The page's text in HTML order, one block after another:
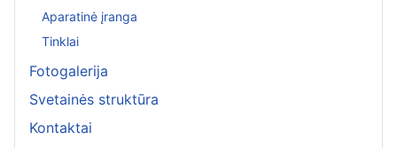
Aparatinė įranga
Tinklai
Fotogalerija
Svetainės struktūra
Kontaktai